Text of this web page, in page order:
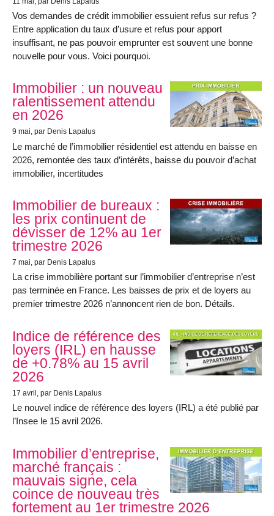
Vos demandes de crédit immobilier essuient refus sur refus ?
Entre application du taux d’usure et refus pour apport
insuffisant, ne pas pouvoir emprunter est souvent une bonne
nouvelle pour vous. Voici pourquoi.
Immobilier : un nouveau
ralentissement attendu
en 2026
9 mai, par Denis Lapalus
Le marché de l’immobilier résidentiel est attendu en baisse en
2026, remontée des taux d’intérêts, baisse du pouvoir d’achat
immobilier, incertitudes
Immobilier de bureaux :
les prix continuent de
dévisser de 12% au 1er
trimestre 2026
7 mai, par Denis Lapalus
La crise immobilière portant sur l’immobilier d’entreprise n’est
pas terminée en France. Les baisses de prix et de loyers au
premier trimestre 2026 n’annoncent rien de bon. Détails.
Indice de référence des
loyers (IRL) en hausse
de +0.78% au 15 avril
2026
17 avril , par Denis Lapalus
Le nouvel indice de référence des loyers (IRL) a été publié par
l’Insee le 15 avril 2026.
Immobilier d’entreprise,
marché français :
mauvais signe, cela
coince de nouveau très
fortement au 1er trimestre 2026